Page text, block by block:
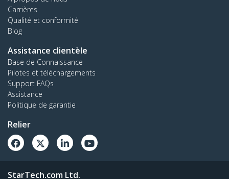
Carrières
Qualité et conformité
Blog
Assistance clientèle
Base de Connaissance
Pilotes et téléchargements
Support FAQs
Assistance
Politique de garantie
Relier
StarTech.com Ltd.